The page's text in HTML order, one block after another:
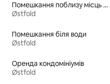
Помешкання поблизу місць для катання на байдарках
Østfold
Помешкання біля води
Østfold
Оренда кондомініумів
Østfold